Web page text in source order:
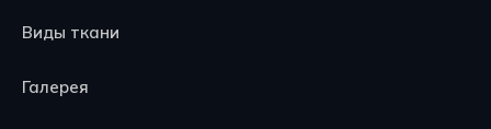
Виды ткани
Галерея